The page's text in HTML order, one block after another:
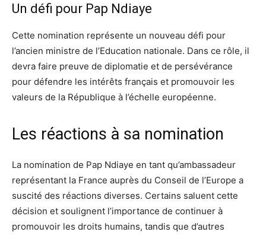
Un défi pour Pap Ndiaye
Cette nomination représente un nouveau défi pour
l’ancien ministre de l’Education nationale. Dans ce rôle, il
devra faire preuve de diplomatie et de persévérance
pour défendre les intérêts français et promouvoir les
valeurs de la République à l’échelle européenne.
Les réactions à sa nomination
La nomination de Pap Ndiaye en tant qu’ambassadeur
représentant la France auprès du Conseil de l’Europe a
suscité des réactions diverses. Certains saluent cette
décision et soulignent l’importance de continuer à
promouvoir les droits humains, tandis que d’autres